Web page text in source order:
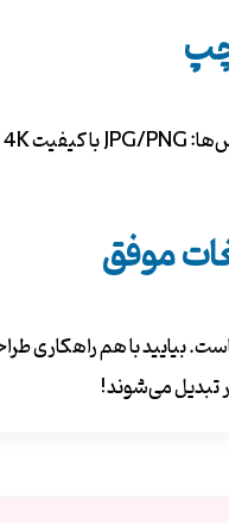
موفق
بیایید با هم راهکاری
تبدیل می‌شوند!